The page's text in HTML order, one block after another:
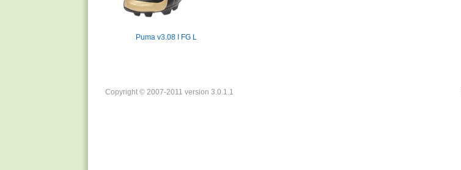
Puma v3.08 I FG L
Copyright © 2007-2011 version 3.0.1.1